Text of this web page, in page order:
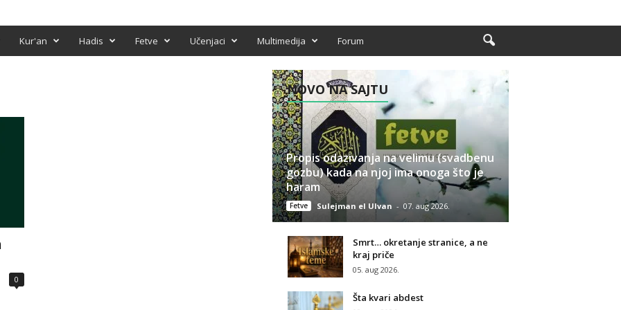
Kur'an Hadis Fetve Učenjaci Multimedija Forum
0
NOVO NA SAJTU
Propis odazivanja na velimu (svadbenu
gozbu) kada na njoj ima onoga što je
haram
Fetve Sulejman el Ulvan - 07. aug 2026.
Smrt… okretanje stranice, a ne
kraj priče
05. aug 2026.
Šta kvari abdest